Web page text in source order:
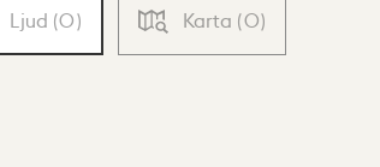
Ljud (0) Karta (0)